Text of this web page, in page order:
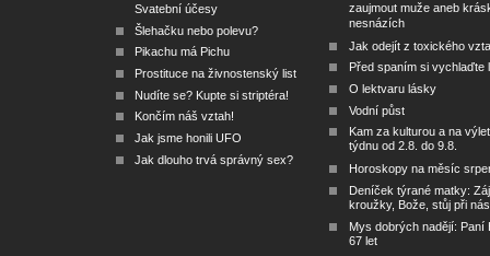
Svatební účesy
Šlehačku nebo polevu?
Pikachu má Pichu
Prostituce na živnostenský list
Nudíte se? Kupte si striptéra!
Končím náš vztah!
Jak jsme honili UFO
Jak dlouho trvá správný sex?
zaujmout muže aneb
nesnázích
Jak odejít z toxického
Před spaním si vychlaďte
O lektvaru lásky
Vodní půst
Kam za kulturou a na
týdnu od 2.8. do 9.8.
Horoskopy na měsíc
Deníček týrané matky:
kroužky, Bože, stůj při nás
Mys dobrých nadějí: Paní
67 let